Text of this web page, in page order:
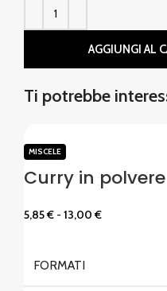
AGGIUNGI AL
Ti potrebbe
Curry in polvere
MISCELE
5,85€ - 13,00€
FORMATI